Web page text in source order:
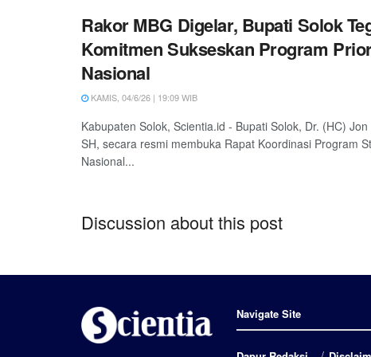
Rakor MBG Digelar, Bupati Solok
Komitmen Sukseskan Program
Nasional
KAMIS, 04/6/26 | 19:09 WIB
Kabupaten Solok, Scientia.id - Bupati Solok, Dr. (HC)
SH, secara resmi membuka Rapat Koordinasi Program
Nasional...
Discussion about this post
Navigate Site